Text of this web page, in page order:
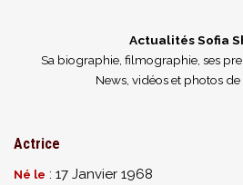
Actualités Sofia
Sa biographie, filmographie, ses
News, vidéos et photos de
Actrice
Né le : 17 Janvier 1968